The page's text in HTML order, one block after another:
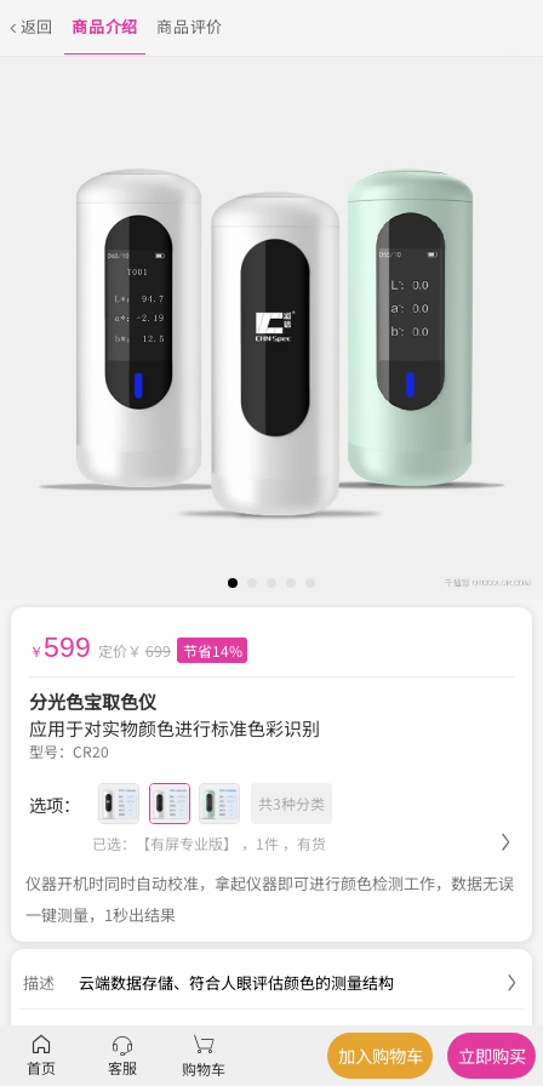
返回 商品介绍 商品评价
￥ 599 定价￥ 699 节省14%
分光色宝取色仪
应用于对实物颜色进行标准色彩识别
型号： CR20
选项：
共3种分类
已选：【有屏专业版】 ，1件 ， 有货
仪器开机时同时自动校准，拿起仪器即可进行颜色检测工作，数据无误
一键测量，1秒出结果
描述 云端数据存儲、 符合人眼评估颜色的测量结构
参数 品牌、型号、类型
首页 客服 购物车
加入购物车 立即购买